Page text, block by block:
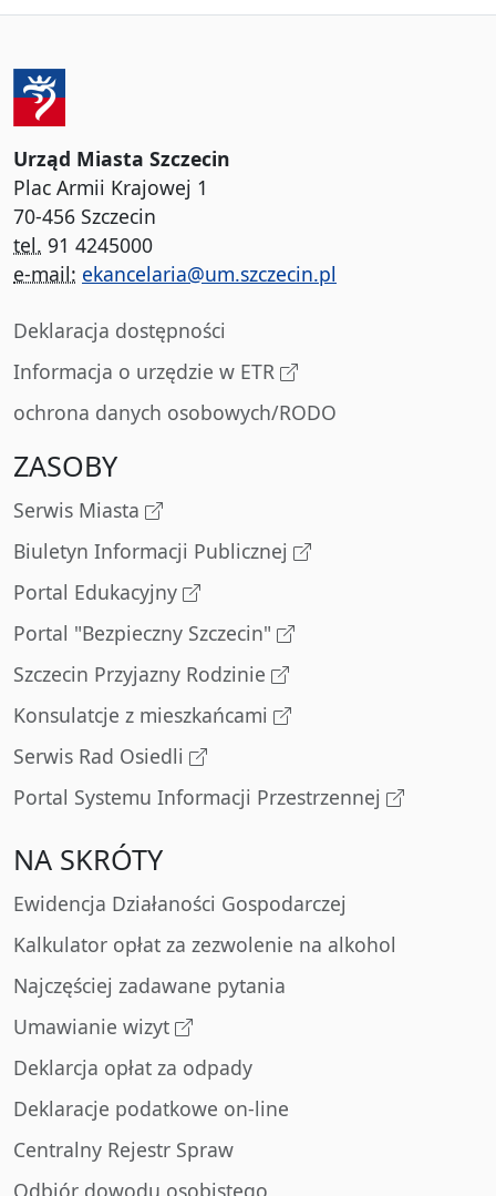
Urząd Miasta Szczecin
Plac Armii Krajowej 1
70-456 Szczecin
tel. 91 4245000
e-mail: ekancelaria@um.szczecin.pl
Deklaracja dostępności
Informacja o urzędzie w ETR
ochrona danych osobowych/RODO
ZASOBY
Serwis Miasta
Biuletyn Informacji Publicznej
Portal Edukacyjny
Portal "Bezpieczny Szczecin"
Szczecin Przyjazny Rodzinie
Konsulatcje z mieszkańcami
Serwis Rad Osiedli
Portal Systemu Informacji Przestrzennej
NA SKRÓTY
Ewidencja Działaności Gospodarczej
Kalkulator opłat za zezwolenie na alkohol
Najczęściej zadawane pytania
Umawianie wizyt
Deklarcja opłat za odpady
Deklaracje podatkowe on-line
Centralny Rejestr Spraw